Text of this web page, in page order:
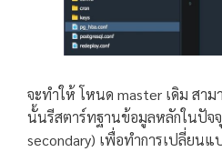
จะทำให้ โหนด master เดิม สาม
นั้นรีสตาร์ทฐานข้อมูลหลักในปั
secondary) เพื่อทำการเปลี่ยนแ